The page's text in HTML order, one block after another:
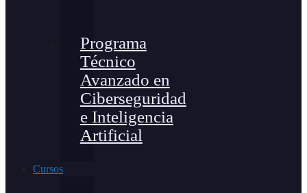
Programa
Técnico
Avanzado en
Ciberseguridad
e Inteligencia
Artificial
Cursos